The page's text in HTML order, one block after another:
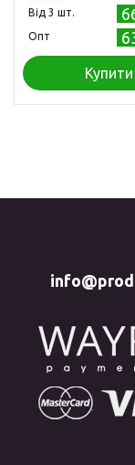
Від 3 шт.
Опт
Купити